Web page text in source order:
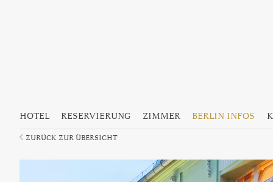
Zum Inhalt wechseln
Zum sekundären Inhalt wechseln
HOTEL RESERVIERUNG ZIMMER BERLIN INFOS
ZURÜCK ZUR ÜBERSICHT